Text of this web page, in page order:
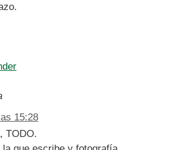
15:28
TODO.